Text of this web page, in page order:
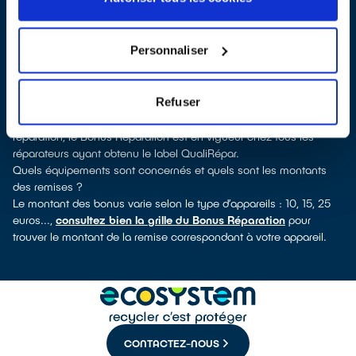
Personnaliser
Refuser
. En cliquant sur la fiche détaillée du réparateur, vous
découvrirez pour quels types d’appareils ce professionnel a
TV, smartphone, outillage électroportatif : à chaque famille
d’équipements son réparateur spécialisé et labellisé QualiRépar.
Consulter l’annuaire
Comment bénéficier du Bonus Réparation à Cernay ?
Déduit instantanément et de manière visible de la facture de
réparation, le Bonus Réparation est en vigueur chez tous les
réparateurs ayant obtenu le label QualiRépar.
Quels équipements sont concernés et quels sont les montants
des remises ?
Le montant des bonus varie selon le type d’appareils : 10, 15, 25
euros..., consultez bien la grille du Bonus Réparation pour
trouver le montant de la remise correspondant à votre appareil.
CONTACTEZ-NOUS